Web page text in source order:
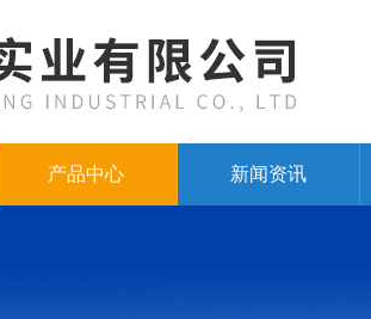
产品中心 新闻资讯